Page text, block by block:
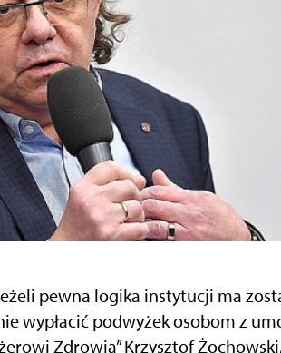
pewna logika instytucji ma
wypłacić podwyżek osobom z
Zdrowia” Krzysztof